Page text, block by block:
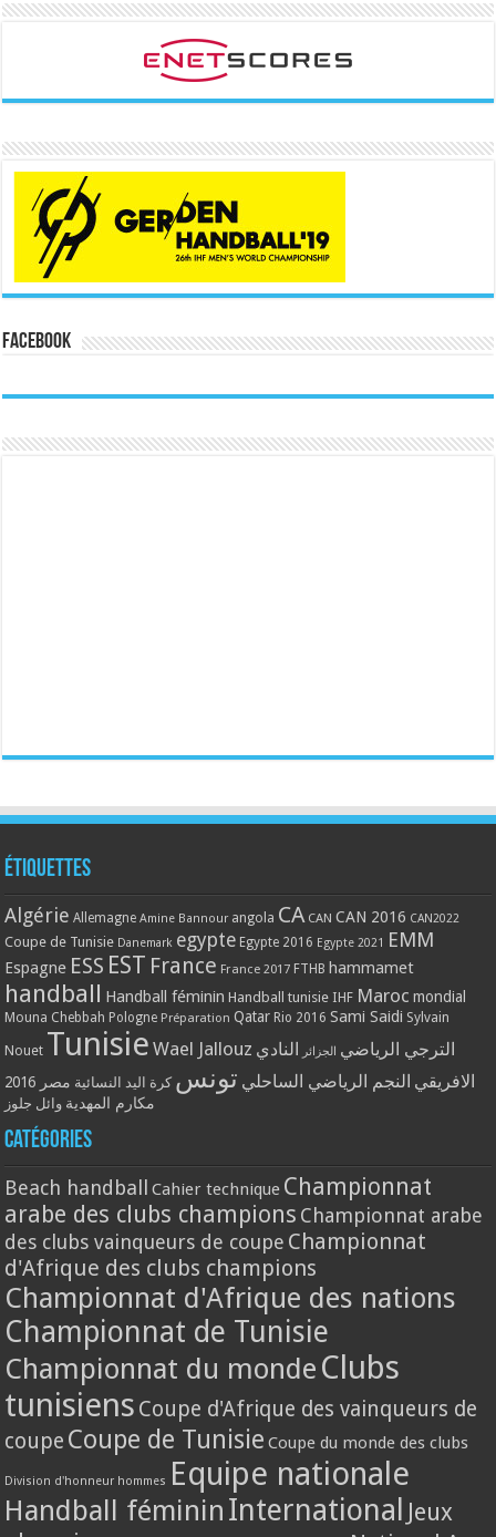
Facebook
Étiquettes
Algérie Allemagne Amine Bannour angola CA CAN CAN 2016 CAN2022
Coupe de Tunisie Danemark egypte Egypte 2016 Egypte 2021 EMM
Espagne ESS EST France France 2017 FTHB hammamet
handball Handball féminin Handball tunisie IHF Maroc mondial
Mouna Chebbah Pologne Préparation Qatar Rio 2016 Sami Saidi Sylvain
Nouet Tunisie Wael Jallouz الترجي الرياضي الجزائر النادي
الافريقي النجم الرياضي الساحلي تونس كرة اليد النسائية مصر 2016
مكارم المهدية وائل جلوز
Catégories
Beach handball Cahier technique Championnat
arabe des clubs champions Championnat arabe
des clubs vainqueurs de coupe Championnat
d'Afrique des clubs champions
Championnat d'Afrique des nations
Championnat de Tunisie
Championnat du monde Clubs
tunisiens Coupe d'Afrique des vainqueurs de
coupe Coupe de Tunisie Coupe du monde des clubs
Division d'honneur hommes Equipe nationale
Handball féminin International Jeux